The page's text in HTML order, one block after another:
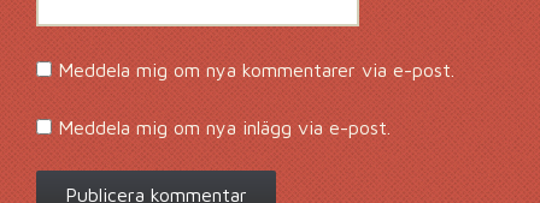
Meddela mig om nya kommentarer via e-post.
Meddela mig om nya inlägg via e-post.